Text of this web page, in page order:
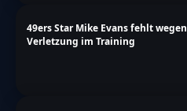
49ers Star Mike Evans fehlt wegen
Verletzung im Training